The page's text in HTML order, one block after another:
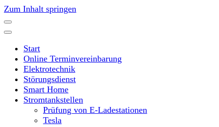
Zum Inhalt springen
Start
Online Terminvereinbarung
Elektrotechnik
Störungsdienst
Smart Home
Stromtankstellen
Prüfung von E-Ladestationen
Tesla